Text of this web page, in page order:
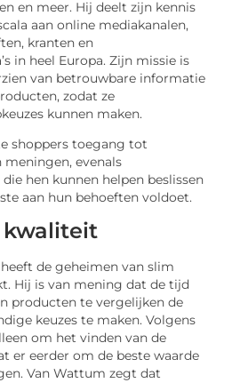
en meer. Hij deelt zijn kennis
aan online mediakanalen,
kranten en
in heel Europa. Zijn missie is
van betrouwbare informatie
zodat ze
kunnen maken.
shoppers toegang tot
meningen, evenals
hen kunnen helpen beslissen
aan hun behoeften voldoet.
kwaliteit
de geheimen van slim
Hij is van mening dat de tijd
producten te vergelijken de
keuzes te maken. Volgens
om het vinden van de
er eerder om de beste waarde
Van Wattum zegt dat